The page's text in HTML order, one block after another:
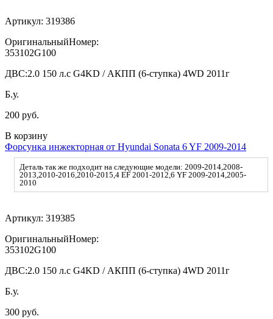
Артикул: 319386
ОригинальныйНомер:
353102G100
ДВС:2.0 150 л.с G4KD / АКПП (6-ступка) 4WD 2011г
Б.у.
200 руб.
В корзину
Форсунка инжекторная от Hyundai Sonata 6 YF 2009-2014
Деталь так же подходит на следующие модели: 2009-2014,2008-
2013,2010-2016,2010-2015,4 EF 2001-2012,6 YF 2009-2014,2005-
2010
Артикул: 319385
ОригинальныйНомер:
353102G100
ДВС:2.0 150 л.с G4KD / АКПП (6-ступка) 4WD 2011г
Б.у.
300 руб.